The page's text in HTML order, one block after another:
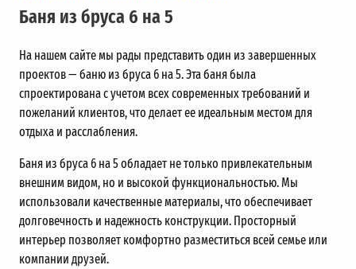
Баня из бруса 6 на 5
На нашем сайте мы рады представить один из завершенных
проектов — баню из бруса 6 на 5. Эта баня была
спроектирована с учетом всех современных требований и
пожеланий клиентов, что делает ее идеальным местом для
отдыха и расслабления.
Баня из бруса 6 на 5 обладает не только привлекательным
внешним видом, но и высокой функциональностью. Мы
использовали качественные материалы, что обеспечивает
долговечность и надежность конструкции. Просторный
интерьер позволяет комфортно разместиться всей семье или
компании друзей.